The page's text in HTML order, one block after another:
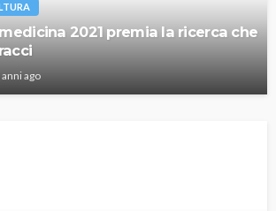
2021 premia la ricerca che
anni ago